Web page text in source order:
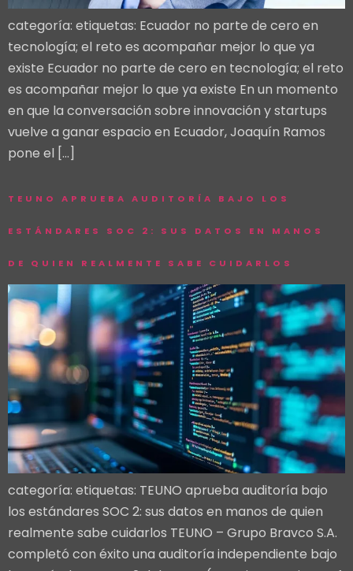
categoría: etiquetas: Ecuador no parte de cero en
tecnología; el reto es acompañar mejor lo que ya
existe Ecuador no parte de cero en tecnología; el reto
es acompañar mejor lo que ya existe En un momento
en que la conversación sobre innovación y startups
vuelve a ganar espacio en Ecuador, Joaquín Ramos
pone el […]
TEUNO APRUEBA AUDITORÍA BAJO LOS
ESTÁNDARES SOC 2: SUS DATOS EN MANOS
DE QUIEN REALMENTE SABE CUIDARLOS
categoría: etiquetas: TEUNO aprueba auditoría bajo
los estándares SOC 2: sus datos en manos de quien
realmente sabe cuidarlos TEUNO – Grupo Bravco S.A.
completó con éxito una auditoría independiente bajo